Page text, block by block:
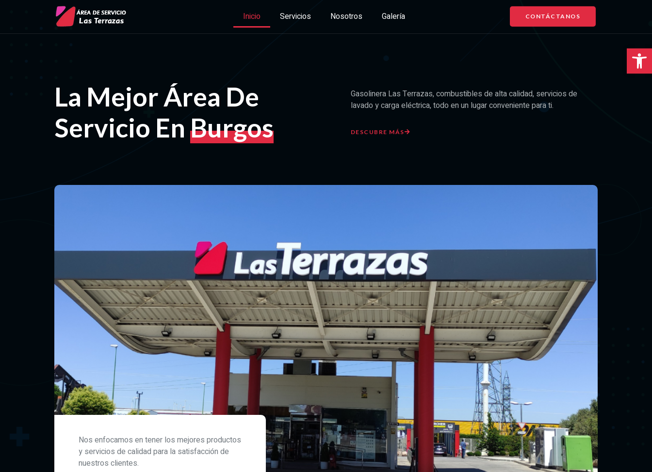
Abrir
Inicio Servicios Nosotros Galería CONTÁCTANOS
La Mejor Área De
Servicio En Burgos
Gasolinera Las Terrazas, combustibles de alta calidad, servicios de
lavado y carga eléctrica, todo en un lugar conveniente para ti.
DESCUBRE MÁS
Nos enfocamos en tener los mejores productos
y servicios de calidad para la satisfacción de
nuestros clientes.